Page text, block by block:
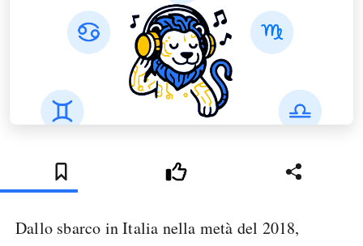
Dallo sbarco in Italia nella metà del 2018,